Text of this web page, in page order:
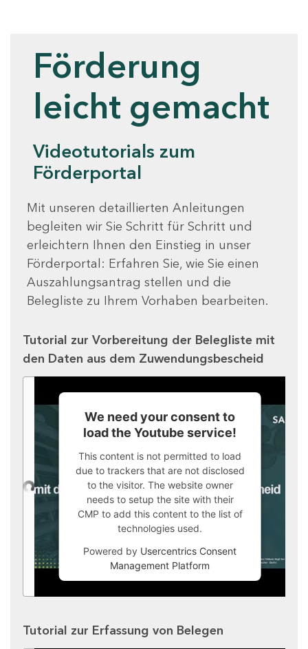
Förderung
leicht gemacht
Videotutorials zum
Förderportal
Mit unseren detaillierten Anleitungen
begleiten wir Sie Schritt für Schritt und
erleichtern Ihnen den Einstieg in unser
Förderportal: Erfahren Sie, wie Sie einen
Auszahlungsantrag stellen und die
Belegliste zu Ihrem Vorhaben bearbeiten.
Tutorial zur Vorbereitung der Belegliste mit
den Daten aus dem Zuwendungsbescheid
We need your consent to
load the Youtube service!
This content is not permitted to load
due to trackers that are not disclosed
to the visitor. The website owner
needs to setup the site with their
CMP to add this content to the list of
technologies used.
Powered by Usercentrics Consent
Management Platform
Tutorial zur Erfassung von Belegen